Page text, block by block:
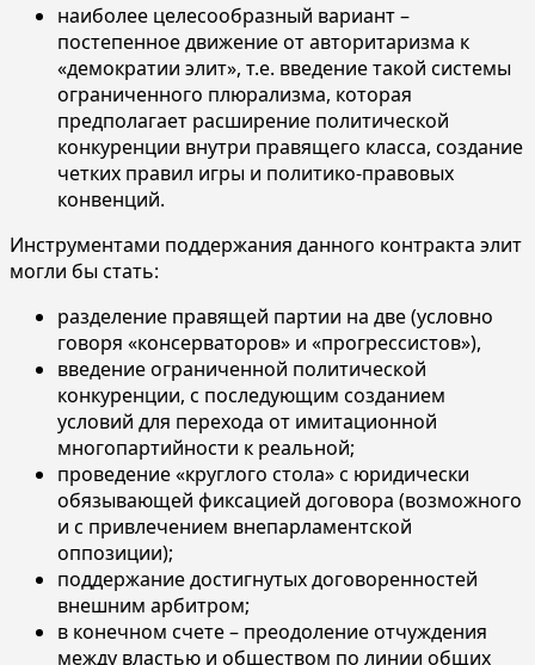
наиболее целесообразный вариант –
постепенное движение от авторитаризма к
«демократии элит», т.е. введение такой системы
ограниченного плюрализма, которая
предполагает расширение политической
конкуренции внутри правящего класса, создание
четких правил игры и политико-правовых
конвенций.
Инструментами поддержания данного контракта элит
могли бы стать:
разделение правящей партии на две (условно
говоря «консерваторов» и «прогрессистов»),
введение ограниченной политической
конкуренции, с последующим созданием
условий для перехода от имитационной
многопартийности к реальной;
проведение «круглого стола» с юридически
обязывающей фиксацией договора (возможного
и с привлечением внепарламентской
оппозиции);
поддержание достигнутых договоренностей
внешним арбитром;
в конечном счете – преодоление отчуждения
между властью и обществом по линии общих